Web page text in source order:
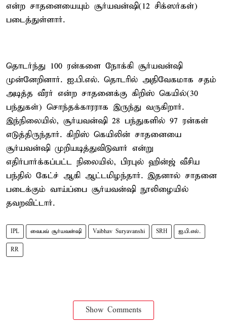
என்ற சாதனையையும் சூர்யவன்ஷி(12 சிக்ஸர்கள்)
படைத்துள்ளார்.
தொடர்ந்து 100 ரன்களை நோக்கி சூர்யவன்ஷி
முன்னேறினார். ஐ.பி.எல். தொடரில் அதிவேகமாக சதம்
அடித்த வீரர் என்ற சாதனைக்கு கிறிஸ் கெயில்(30
பந்துகள்) சொந்தக்காரராக இருந்து வருகிறார்.
இந்நிலையில், சூர்யவன்ஷி 28 பந்துகளில் 97 ரன்கள்
எடுத்திருந்தார். கிறிஸ் கெயிலின் சாதனையை
சூர்யவன்ஷி முறியடித்துவிடுவார் என்று
எதிர்பார்க்கப்பட்ட நிலையில், பிரபுல் ஹின்ஜ் வீசிய
பந்தில் கேட்ச் ஆகி ஆட்டமிழந்தார். இதனால் சாதனை
படைக்கும் வாய்ப்பை சூர்யவன்ஷி நூலிழையில்
தவறவிட்டார்.
IPL வைபவ் சூர்யவன்ஷி Vaibhav Suryavanshi SRH ஐ.பி.எல்.
RR
Show Comments